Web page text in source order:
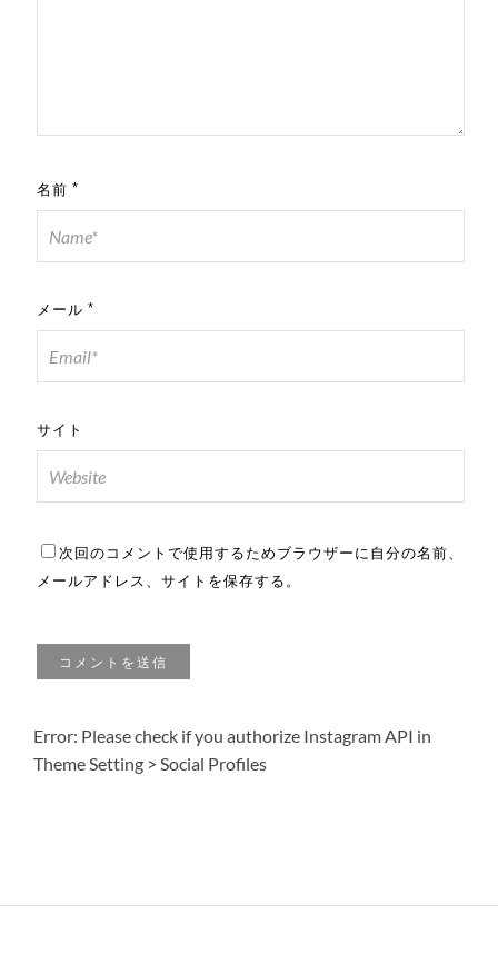
名前 *
メール *
サイト
次回のコメントで使用するためブラウザーに自分の名前、
メールアドレス、サイトを保存する。
Error: Please check if you authorize Instagram API in
Theme Setting > Social Profiles